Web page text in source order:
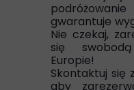
gwarantuje
Nie czekaj,
się
Europie!
Skontaktuj się
aby